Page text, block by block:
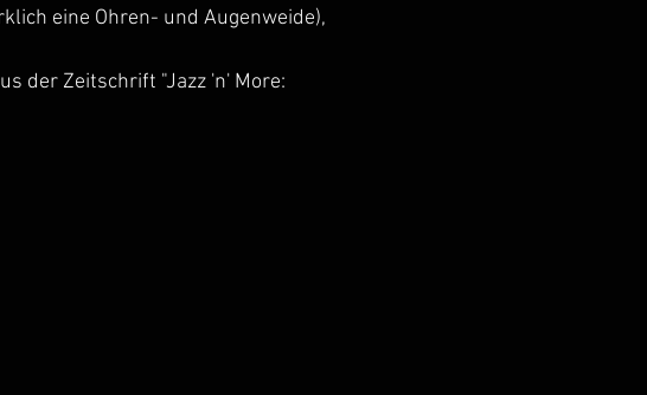
eine Ohren- und Augenweide),
der Zeitschrift "Jazz 'n' More: